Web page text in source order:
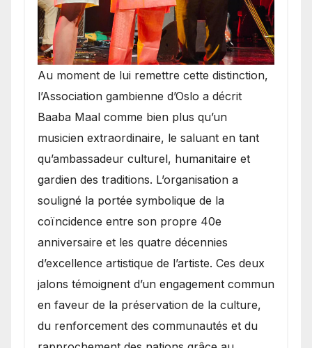
​Au moment de lui remettre cette distinction,
l’Association gambienne d’Oslo a décrit
Baaba Maal comme bien plus qu’un
musicien extraordinaire, le saluant en tant
qu’ambassadeur culturel, humanitaire et
gardien des traditions. L’organisation a
souligné la portée symbolique de la
coïncidence entre son propre 40e
anniversaire et les quatre décennies
d’excellence artistique de l’artiste. Ces deux
jalons témoignent d’un engagement commun
en faveur de la préservation de la culture,
du renforcement des communautés et du